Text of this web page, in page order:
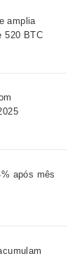
amplia
520 BTC
após mês